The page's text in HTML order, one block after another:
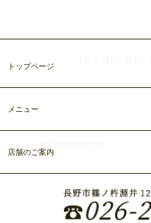
トップページ
メニュー
店舗のご案内
ホーム 8140908647107